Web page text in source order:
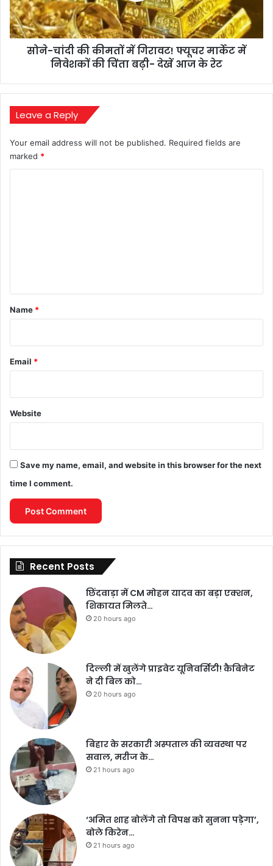
फ्यूचर
मार्केट
में
निवेशकों
आज
के
रेट
सोने-चांदी की कीमतों में गिरावट! फ्यूचर मार्केट में
निवेशकों की चिंता बढ़ी- देखें आज के रेट
Leave a Reply
Your email address will not be published. Required fields are
marked *
*
Name *
Email *
Website
Save my name, email, and website in this browser for the next
time I comment.
Recent Posts
छिंदवाड़ा में CM मोहन यादव का बड़ा एक्शन,
शिकायत मिलते…
20 hours ago
दिल्ली में खुलेंगे प्राइवेट यूनिवर्सिटी! कैबिनेट
ने दी बिल को…
20 hours ago
बिहार के सरकारी अस्पताल की व्यवस्था पर
सवाल, मरीज के…
21 hours ago
‘अमित शाह बोलेंगे तो विपक्ष को सुनना पड़ेगा’,
बोले किरेन…
21 hours ago